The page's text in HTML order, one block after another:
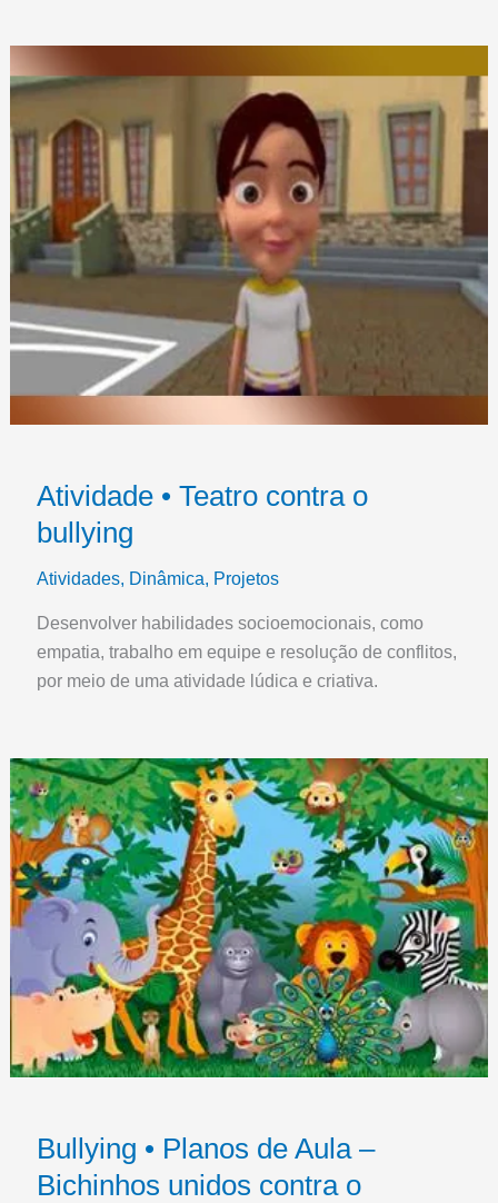
Atividade • Teatro contra o
bullying
Atividades, Dinâmica, Projetos
Desenvolver habilidades socioemocionais, como
empatia, trabalho em equipe e resolução de conflitos,
por meio de uma atividade lúdica e criativa.
Bullying • Planos de Aula –
Bichinhos unidos contra o